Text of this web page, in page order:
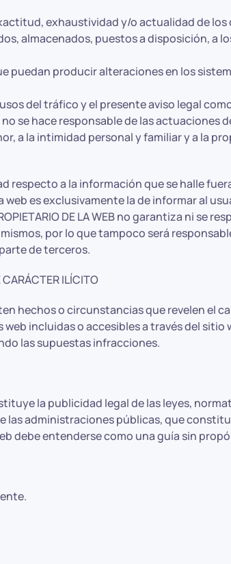
exhaustividad y/o actualidad de
almacenados, puestos a disposición, a
puedan producir alteraciones en los
del tráfico y el presente aviso legal
no se hace responsable de las
a la intimidad personal y familiar y a la
respecto a la información que se halle
es exclusivamente la de informar al
DE LA WEB no garantiza ni se
por lo que tampoco será
de terceros.
CARÁCTER ILÍCITO
hechos o circunstancias que revelen el
incluidas o accesibles a través del
las supuestas infracciones.
la publicidad legal de las leyes,
administraciones públicas, que
debe entenderse como una guía sin